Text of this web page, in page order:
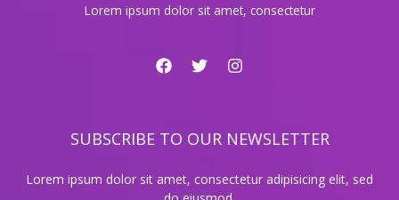
Lorem ipsum dolor sit amet, consectetur
SUBSCRIBE TO OUR NEWSLETTER
Lorem ipsum dolor sit amet, consectetur adipisicing elit, sed